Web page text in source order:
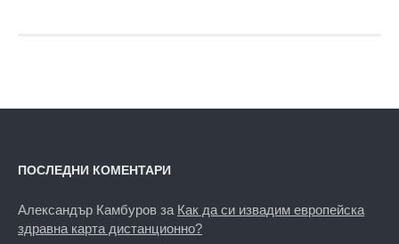
ПОСЛЕДНИ КОМЕНТАРИ
Александър Камбуров за Как да си извадим европейска
здравна карта дистанционно?